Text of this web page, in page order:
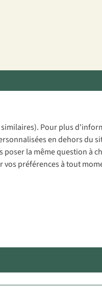
Pour plus
en dehors du
poser la même question à
préférences à tout